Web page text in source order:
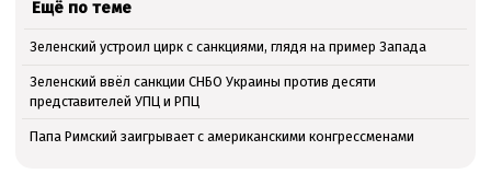
Ещё по теме
Зеленский устроил цирк с санкциями, глядя на пример Запада
Зеленский ввёл санкции СНБО Украины против десяти
представителей УПЦ и РПЦ
Папа Римский заигрывает с американскими конгрессменами